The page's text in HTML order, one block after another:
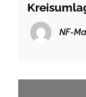
gesenkt
NF-